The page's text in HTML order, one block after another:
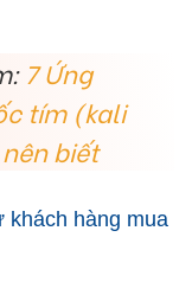
7 Ứng
tím (kali
biết
khách hàng mua